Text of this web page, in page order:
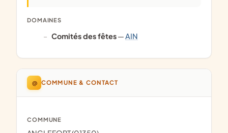
DOMAINES
comités des fêtes—AIN
@ COMMUNE & CONTACT
COMMUNE